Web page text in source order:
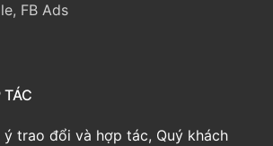
FB Ads
TÁC
trao đổi và hợp tác, Quý khách